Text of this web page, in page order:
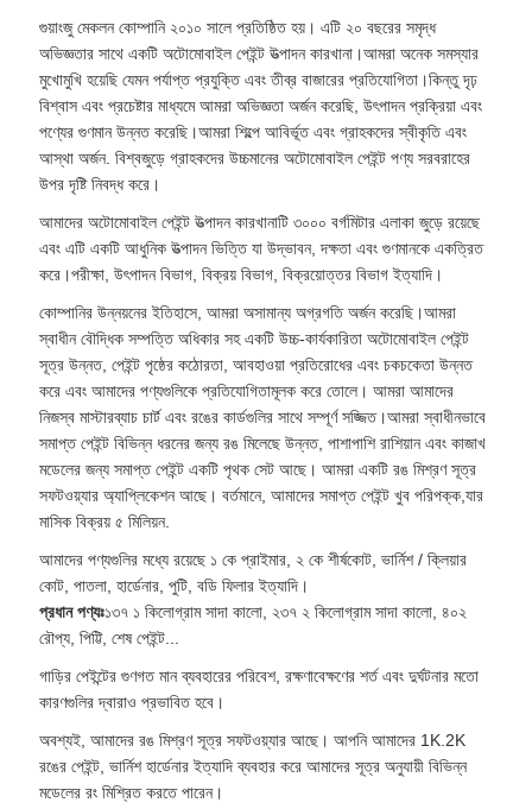
গুয়াংজু মেকলন কোম্পানি ২০১০ সালে প্রতিষ্ঠিত হয়। এটি ২০ বছরের সমৃদ্ধ
অভিজ্ঞতার সাথে একটি অটোমোবাইল পেইন্ট উত্পাদন কারখানা।আমরা অনেক সমস্যার
মুখোমুখি হয়েছি যেমন পর্যাপ্ত প্রযুক্তি এবং তীব্র বাজারের প্রতিযোগিতা।কিন্তু দৃঢ়
বিশ্বাস এবং প্রচেষ্টার মাধ্যমে আমরা অভিজ্ঞতা অর্জন করেছি, উৎপাদন প্রক্রিয়া এবং
পণ্যের গুণমান উন্নত করেছি।আমরা শিল্পে আবির্ভূত এবং গ্রাহকদের স্বীকৃতি এবং
আস্থা অর্জন. বিশ্বজুড়ে গ্রাহকদের উচ্চমানের অটোমোবাইল পেইন্ট পণ্য সরবরাহের
উপর দৃষ্টি নিবদ্ধ করে।
আমাদের অটোমোবাইল পেইন্ট উত্পাদন কারখানাটি ৩০০০ বর্গমিটার এলাকা জুড়ে রয়েছে
এবং এটি একটি আধুনিক উত্পাদন ভিত্তি যা উদ্ভাবন, দক্ষতা এবং গুণমানকে একত্রিত
করে।পরীক্ষা, উৎপাদন বিভাগ, বিক্রয় বিভাগ, বিক্রয়োত্তর বিভাগ ইত্যাদি।
কোম্পানির উন্নয়নের ইতিহাসে, আমরা অসামান্য অগ্রগতি অর্জন করেছি।আমরা
স্বাধীন বৌদ্ধিক সম্পত্তি অধিকার সহ একটি উচ্চ-কার্যকারিতা অটোমোবাইল পেইন্ট
সূত্র উন্নত, পেইন্ট পৃষ্ঠের কঠোরতা, আবহাওয়া প্রতিরোধের এবং চকচকেতা উন্নত
করে এবং আমাদের পণ্যগুলিকে প্রতিযোগিতামূলক করে তোলে। আমরা আমাদের
নিজস্ব মাস্টারব্যাচ চার্ট এবং রঙের কার্ডগুলির সাথে সম্পূর্ণ সজ্জিত।আমরা স্বাধীনভাবে
সমাপ্ত পেইন্ট বিভিন্ন ধরনের জন্য রঙ মিলেছে উন্নত, পাশাপাশি রাশিয়ান এবং কাজাখ
মডেলের জন্য সমাপ্ত পেইন্ট একটি পৃথক সেট আছে। আমরা একটি রঙ মিশ্রণ সূত্র
সফটওয়্যার অ্যাপ্লিকেশন আছে। বর্তমানে, আমাদের সমাপ্ত পেইন্ট খুব পরিপক্ক,যার
মাসিক বিক্রয় ৫ মিলিয়ন.
আমাদের পণ্যগুলির মধ্যে রয়েছে ১ কে প্রাইমার, ২ কে শীর্ষকোট, ভার্নিশ / ক্লিয়ার
কোট, পাতলা, হার্ডেনার, পুটি, বডি ফিলার ইত্যাদি।
প্রধান পণ্যঃ১৩৭ ১ কিলোগ্রাম সাদা কালো, ২৩৭ ২ কিলোগ্রাম সাদা কালো, ৪০২
রৌপ্য, পিট্টি, শেষ পেইন্ট...
গাড়ির পেইন্টের গুণগত মান ব্যবহারের পরিবেশ, রক্ষণাবেক্ষণের শর্ত এবং দুর্ঘটনার মতো
কারণগুলির দ্বারাও প্রভাবিত হবে।
অবশ্যই, আমাদের রঙ মিশ্রণ সূত্র সফটওয়্যার আছে। আপনি আমাদের 1K.2K
রঙের পেইন্ট, ভার্নিশ হার্ডেনার ইত্যাদি ব্যবহার করে আমাদের সূত্র অনুযায়ী বিভিন্ন
মডেলের রং মিশ্রিত করতে পারেন।